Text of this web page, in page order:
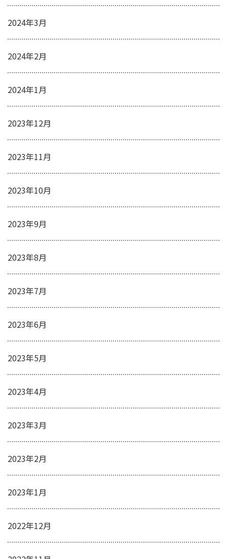
2024年3月
2024年2月
2024年1月
2023年12月
2023年11月
2023年10月
2023年9月
2023年8月
2023年7月
2023年6月
2023年5月
2023年4月
2023年3月
2023年2月
2023年1月
2022年12月